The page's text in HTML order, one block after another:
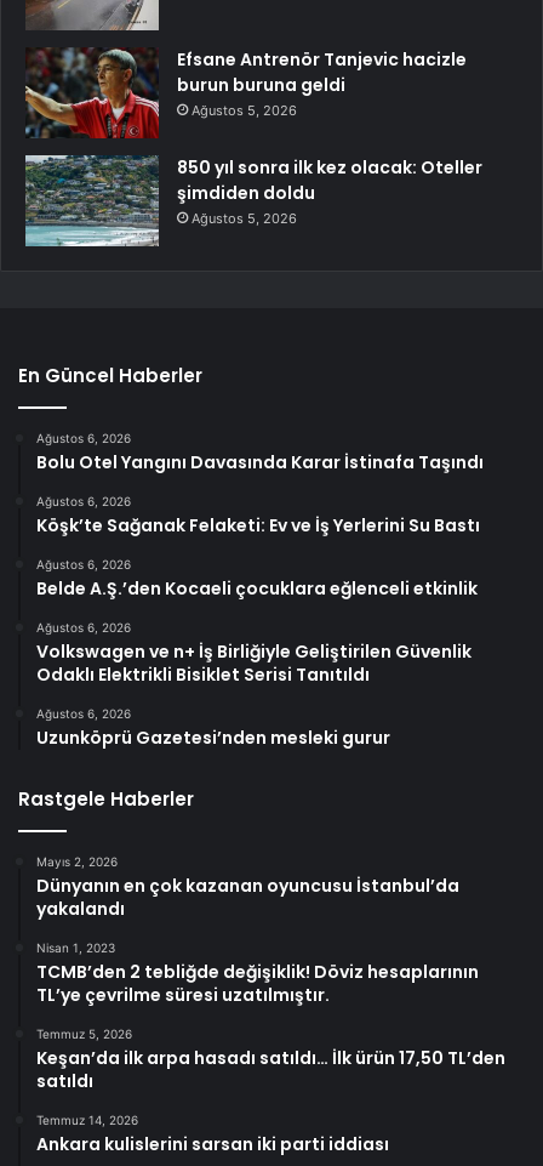
Efsane Antrenör Tanjevic hacizle
burun buruna geldi
Ağustos 5, 2026
850 yıl sonra ilk kez olacak: Oteller
şimdiden doldu
Ağustos 5, 2026
En Güncel Haberler
Ağustos 6, 2026
Bolu Otel Yangını Davasında Karar İstinafa Taşındı
Ağustos 6, 2026
Köşk’te Sağanak Felaketi: Ev ve İş Yerlerini Su Bastı
Ağustos 6, 2026
Belde A.Ş.’den Kocaeli çocuklara eğlenceli etkinlik
Ağustos 6, 2026
Volkswagen ve n+ İş Birliğiyle Geliştirilen Güvenlik
Odaklı Elektrikli Bisiklet Serisi Tanıtıldı
Ağustos 6, 2026
Uzunköprü Gazetesi’nden mesleki gurur
Rastgele Haberler
Mayıs 2, 2026
Dünyanın en çok kazanan oyuncusu İstanbul’da
yakalandı
Nisan 1, 2023
TCMB’den 2 tebliğde değişiklik! Döviz hesaplarının
TL’ye çevrilme süresi uzatılmıştır.
Temmuz 5, 2026
Keşan’da ilk arpa hasadı satıldı… İlk ürün 17,50 TL’den
satıldı
Temmuz 14, 2026
Ankara kulislerini sarsan iki parti iddiası